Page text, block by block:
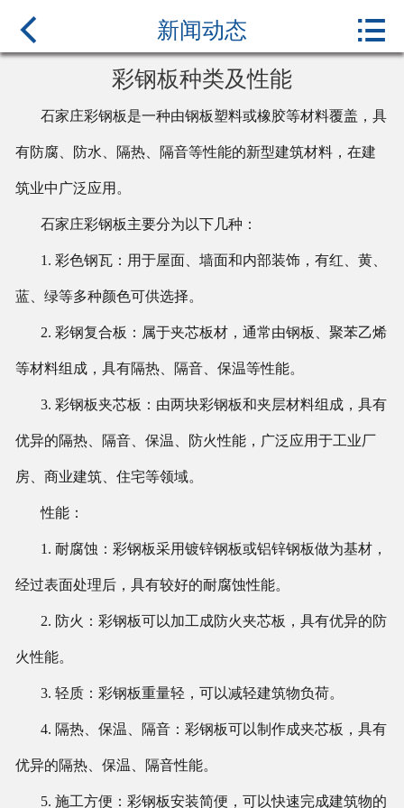
关于我们
产品中心
新闻中心
案例展示
 新闻动态 
彩钢板种类及性能
石家庄彩钢板是一种由钢板塑料或橡胶等材料覆盖，具
有防腐、防水、隔热、隔音等性能的新型建筑材料，在建
筑业中广泛应用。
石家庄彩钢板主要分为以下几种：
1. 彩色钢瓦：用于屋面、墙面和内部装饰，有红、黄、
蓝、绿等多种颜色可供选择。
2. 彩钢复合板：属于夹芯板材，通常由钢板、聚苯乙烯
等材料组成，具有隔热、隔音、保温等性能。
3. 彩钢板夹芯板：由两块彩钢板和夹层材料组成，具有
优异的隔热、隔音、保温、防火性能，广泛应用于工业厂
房、商业建筑、住宅等领域。
性能：
1. 耐腐蚀：彩钢板采用镀锌钢板或铝锌钢板做为基材，
经过表面处理后，具有较好的耐腐蚀性能。
2. 防火：彩钢板可以加工成防火夹芯板，具有优异的防
火性能。
3. 轻质：彩钢板重量轻，可以减轻建筑物负荷。
4. 隔热、保温、隔音：彩钢板可以制作成夹芯板，具有
优异的隔热、保温、隔音性能。
5. 施工方便：彩钢板安装简便，可以快速完成建筑物的